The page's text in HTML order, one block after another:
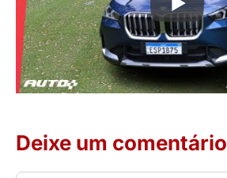
Deixe um comentário